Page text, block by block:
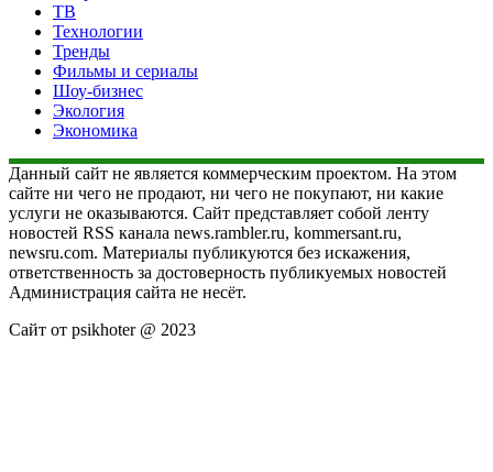
ТВ
Технологии
Тренды
Фильмы и сериалы
Шоу-бизнес
Экология
Экономика
Данный сайт не является коммерческим проектом. На этом
сайте ни чего не продают, ни чего не покупают, ни какие
услуги не оказываются. Сайт представляет собой ленту
новостей RSS канала news.rambler.ru, kommersant.ru,
newsru.com. Материалы публикуются без искажения,
ответственность за достоверность публикуемых новостей
Администрация сайта не несёт.
Сайт от psikhoter @ 2023